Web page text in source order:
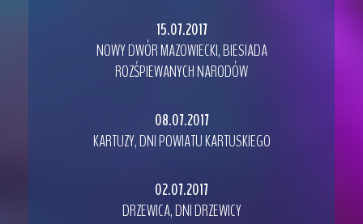
15.07.2017
NOWY DWÓR MAZOWIECKI, BIESIADA
ROZŚPIEWANYCH NARODÓW
08.07.2017
KARTUZY, DNI POWIATU KARTUSKIEGO
02.07.2017
DRZEWICA, DNI DRZEWICY